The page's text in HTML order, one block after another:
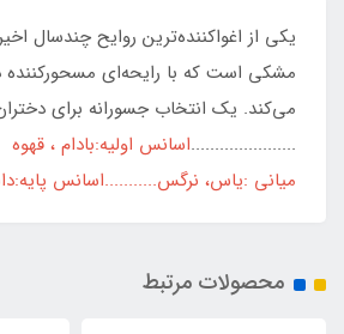
یکی از اغواکننده‌ترین روایح چندسال
مشکی است که با رایحه‌ای
می‌کند. یک انتخاب جسورانه برای
......................اسانس اولیه:بادام ،
میانی :یاس، نرگس...........اسانس
محصولات مرتبط